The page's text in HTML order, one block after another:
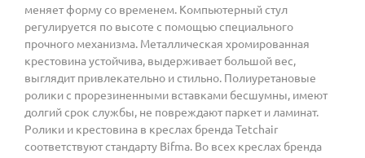
меняет форму со временем. Компьютерный стул
регулируется по высоте с помощью специального
прочного механизма. Металлическая хромированная
крестовина устойчива, выдерживает большой вес,
выглядит привлекательно и стильно. Полиуретановые
ролики с прорезиненными вставками бесшумны, имеют
долгий срок службы, не повреждают паркет и ламинат.
Ролики и крестовина в креслах бренда Tetchair
соответствуют стандарту Bifma. Во всех креслах бренда